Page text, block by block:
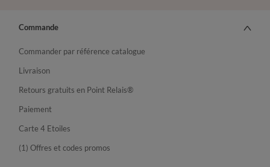
Commande
Commander par référence catalogue
Livraison
Retours gratuits en Point Relais®
Paiement
Carte 4 Etoiles
(1) Offres et codes promos